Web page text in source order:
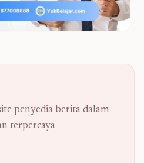
penyedia berita dalam
terpercaya